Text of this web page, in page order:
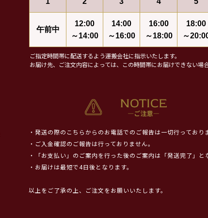
午前中
12:00
～14:00
14:00
～16:00
16:00
～18:00
18:00
～
ご指定時間帯に配送するよう運搬会社に指示いたします。
お届け先、ご注文内容によっては、この時間帯にお届けできない場
・発送の際のこちらからのお電話でのご報告は一切行っており
・ご入金確認のご報告は行っておりません。
・「お支払い」のご案内を行った後のご案内は「発送完了」と
・お届けは最短で4日後となります。
以上をご了承の上、ご注文をお願いいたします。